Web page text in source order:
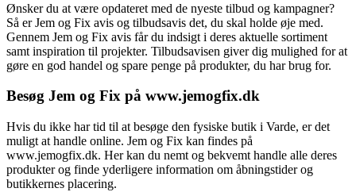
Ønsker du at være opdateret med de nyeste tilbud og kampagner?
Så er Jem og Fix avis og tilbudsavis det, du skal holde øje med.
Gennem Jem og Fix avis får du indsigt i deres aktuelle sortiment
samt inspiration til projekter. Tilbudsavisen giver dig mulighed for at
gøre en god handel og spare penge på produkter, du har brug for.
Besøg Jem og Fix på www.jemogfix.dk
Hvis du ikke har tid til at besøge den fysiske butik i Varde, er det
muligt at handle online. Jem og Fix kan findes på
www.jemogfix.dk. Her kan du nemt og bekvemt handle alle deres
produkter og finde yderligere information om åbningstider og
butikkernes placering.